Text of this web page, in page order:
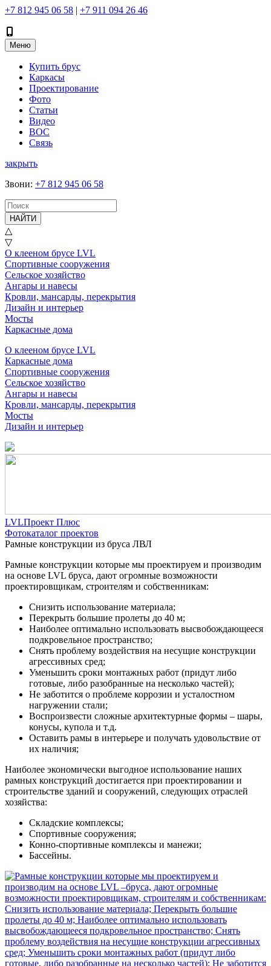
+7 812 945 06 58 | +7 911 094 26 46
Меню
Купить брус
Каркасы
Проектирование
Фото
Статьи
Видео
ВОС
Связь
закрыть
Звони: +7 812 945 06 58
НАЙТИ
△
▽
О клееном брусе LVL
Спортивные сооружения
Сельское хозяйство
Ангары и навесы
Кровли, мансарды, перекрытия
Дизайн и интерьер
Мосты
Каркасные дома
О клееном брусе LVL
Каркасные дома
Спортивные сооружения
Сельское хозяйство
Ангары и навесы
Кровли, мансарды, перекрытия
Мосты
Дизайн и интерьер
LVLПроект Плюс
Фотокаталог проектов
Рамные конструкции из бруса ЛВЛ
Рамные конструкции которые мы проектируем и производим
на основе LVL бруса, дают огромные возможности
проектировщикам, строителям и собственникам:
Снизить использование материала;
Перекрыть большие пролеты до 40 м;
Наиболее оптимально использовать высвобождающееся
подкровельное пространство;
Снять проблему воздействия на несущие конструкции
агрессивных сред;
Уменьшить сроки монтажных работ (придут либо
готовые, либо разобранные на несколько частей);
Не заботится о проблеме коррозии и усталостном
нагружении стали;
Воспроизвести сложные архитектурные формы – шары,
конусы, купола и т.д.
Оставить рамы в интерьере и получать удовольствие от
их наличия;
Наиболее экономически выгодное использование наших
рамных конструкций достигается при проектировании и
строительстве зданий и сооружений, следующих отраслей
хозяйства:
Складские комплексы;
Спортивные сооружения;
Конно-спортивные комплексы и манежи;
Бассейны.